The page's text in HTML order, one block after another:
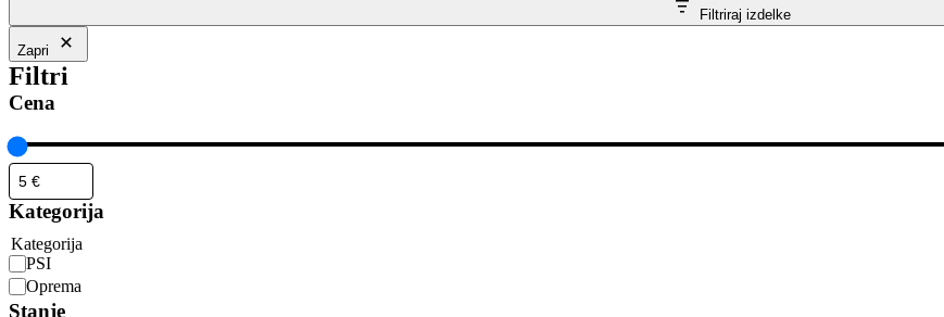
Filtriraj izdelke
Zapri
Filtri
Cena
Kategorija
Kategorija
PSI
Oprema
Stanje